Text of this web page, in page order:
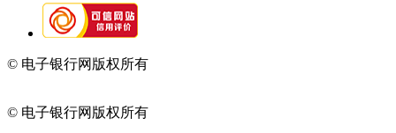
© 电子银行网版权所有
© 电子银行网版权所有